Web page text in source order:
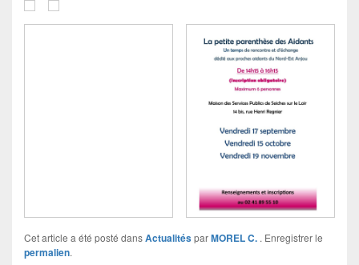
Cet article a été posté dansActualitésparMOREL C. . Enregistrer le
permalien.